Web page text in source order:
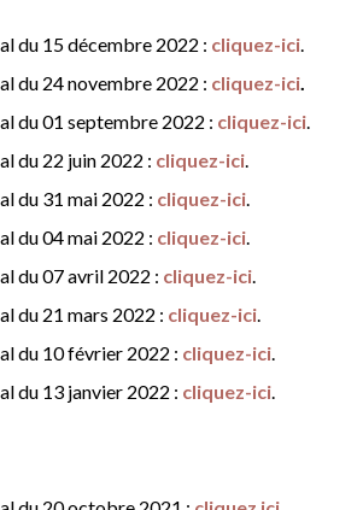
du 15 décembre 2022 : cliquez-ici.
du 24 novembre 2022 : cliquez-ici.
du 01 septembre 2022 : cliquez-ici.
du 22 juin 2022 : cliquez-ici.
du 31 mai 2022 : cliquez-ici.
du 04 mai 2022 : cliquez-ici.
du 07 avril 2022 : cliquez-ici.
du 21 mars 2022 : cliquez-ici.
du 10 février 2022 : cliquez-ici.
du 13 janvier 2022 : cliquez-ici.